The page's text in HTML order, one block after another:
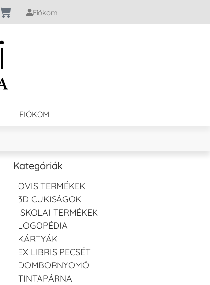
Fiókom
FIÓKOM
Kategóriák
OVIS TERMÉKEK
3D CUKISÁGOK
ISKOLAI TERMÉKEK
LOGOPÉDIA
KÁRTYÁK
EX LIBRIS PECSÉT
DOMBORNYOMÓ
TINTAPÁRNA